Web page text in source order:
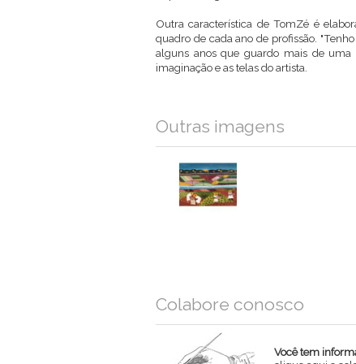
Outra característica de TomZé é
quadro de cada ano de profissão.
alguns anos que guardo mais de
imaginação e as telas do artista.
Outras imagens
Colabore conosco
Você tem